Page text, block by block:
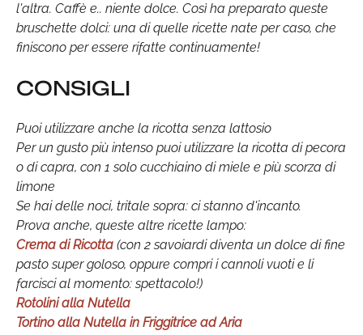
l'altra. Caffè e.. niente dolce. Così ha preparato queste
bruschette dolci: una di quelle ricette nate per caso, che
finiscono per essere rifatte continuamente!
CONSIGLI
Puoi utilizzare anche la ricotta senza lattosio
Per un gusto più intenso puoi utilizzare la ricotta di pecora
o di capra, con 1 solo cucchiaino di miele e più scorza di
limone
Se hai delle noci, tritale sopra: ci stanno d'incanto.
Prova anche, queste altre ricette lampo:
Crema di Ricotta (con 2 savoiardi diventa un dolce di fine
pasto super goloso, oppure compri i cannoli vuoti e li
farcisci al momento: spettacolo!)
Rotolini alla Nutella
Tortino alla Nutella in Friggitrice ad Aria